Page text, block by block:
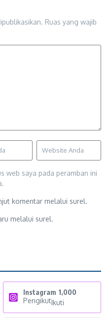
Ruas yang wajib
web saya pada peramban ini
komentar melalui surel.
melalui surel.
Instagram 1,000
PengikutIkuti